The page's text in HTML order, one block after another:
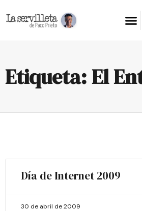
Etiqueta: El
Día de Internet 2009
30 de abril de 2009